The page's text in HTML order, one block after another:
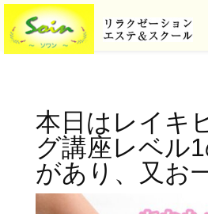
本日はレイキ
グ講座レベル
があり、又お